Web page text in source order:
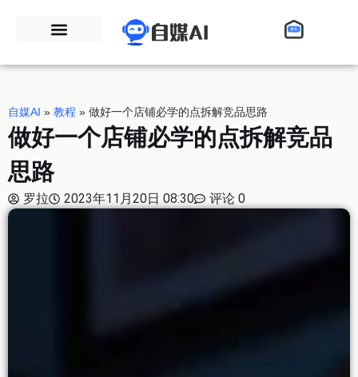
自媒AI » 教程 » 做好一个店铺必学的点拆解竞品思路
做好一个店铺必学的点拆解竞品
思路
罗拉 2023年11月20日 08:30 评论 0